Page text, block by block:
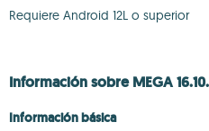
Requiere Android 12L o superior
Información sobre MEGA
Información básica